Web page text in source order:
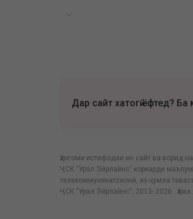
Дар сайт хатогӣ ёфтед?
Ҳангоми истифодаи ин сайт ва ворид
ҶСК "Урал Эйрлайнс" коркарди
телекоммуникатсионӣ, аз ҷумла
ҶСК "Урал Эйрлайнс", 2013- 2026 .